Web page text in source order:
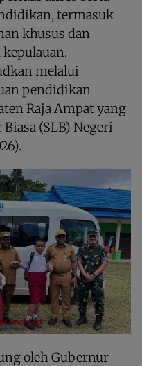
termasuk
khusus dan
melalui
pendidikan
Raja Ampat yang
(SLB) Negeri
oleh Gubernur